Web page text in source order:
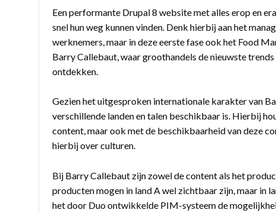
Een performante Drupal 8 website met alles erop en
snel hun weg kunnen vinden. Denk hierbij aan het
werknemers, maar in deze eerste fase ook het Food
Barry Callebaut, waar groothandels de nieuwste
ontdekken.
Gezien het uitgesproken internationale karakter van
verschillende landen en talen beschikbaar is. Hierbij
content, maar ook met de beschikbaarheid van deze
hierbij over culturen.
Bij Barry Callebaut zijn zowel de content als het
producten mogen in land A wel zichtbaar zijn, maar in
het door Duo ontwikkelde PIM-systeem de